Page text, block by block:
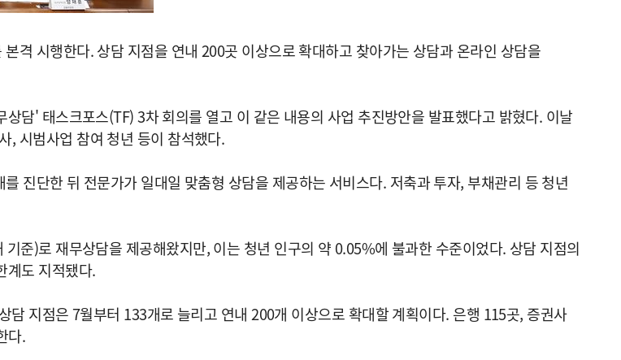
격 시행한다. 상담 지점을 연내 200곳 이상으로 확대하고 찾아가는 상담과 온라인 상담을
담' 태스크포스(TF) 3차 회의를 열고 이 같은 내용의 사업 추진방안을 발표했다고 밝혔다. 이날
, 시범사업 참여 청년 등이 참석했다.
진단한 뒤 전문가가 일대일 맞춤형 상담을 제공하는 서비스다. 저축과 투자, 부채관리 등 청년
준)로 재무상담을 제공해왔지만, 이는 청년 인구의 약 0.05%에 불과한 수준이었다. 상담 지점의
계도 지적됐다.
지점은 7월부터 133개로 늘리고 연내 200개 이상으로 확대할 계획이다. 은행 115곳, 증권사
다.